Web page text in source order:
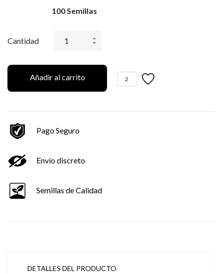
100 Semillas
Cantidad
Añadir al carrito 2
Pago Seguro
Envío discreto
Semillas de Calidad
DETALLES DEL PRODUCTO